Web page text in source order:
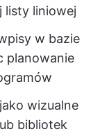
listy liniowej
w bazie
planowanie
wizualne
bibliotek